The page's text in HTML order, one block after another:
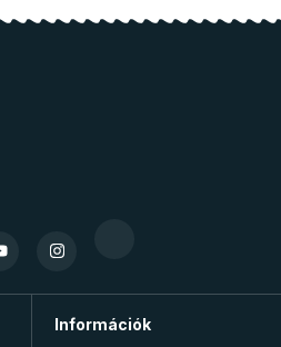
Információk